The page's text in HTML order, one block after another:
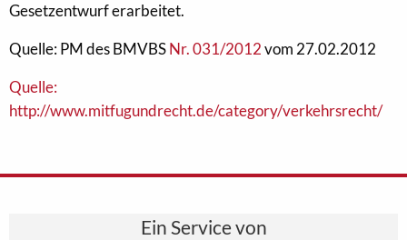
Gesetzentwurf erarbeitet.
Quelle: PM des BMVBSNr. 031/2012vom 27.02.2012
Quelle:
http://www.mitfugundrecht.de/category/verkehrsrecht/
Ein Service von